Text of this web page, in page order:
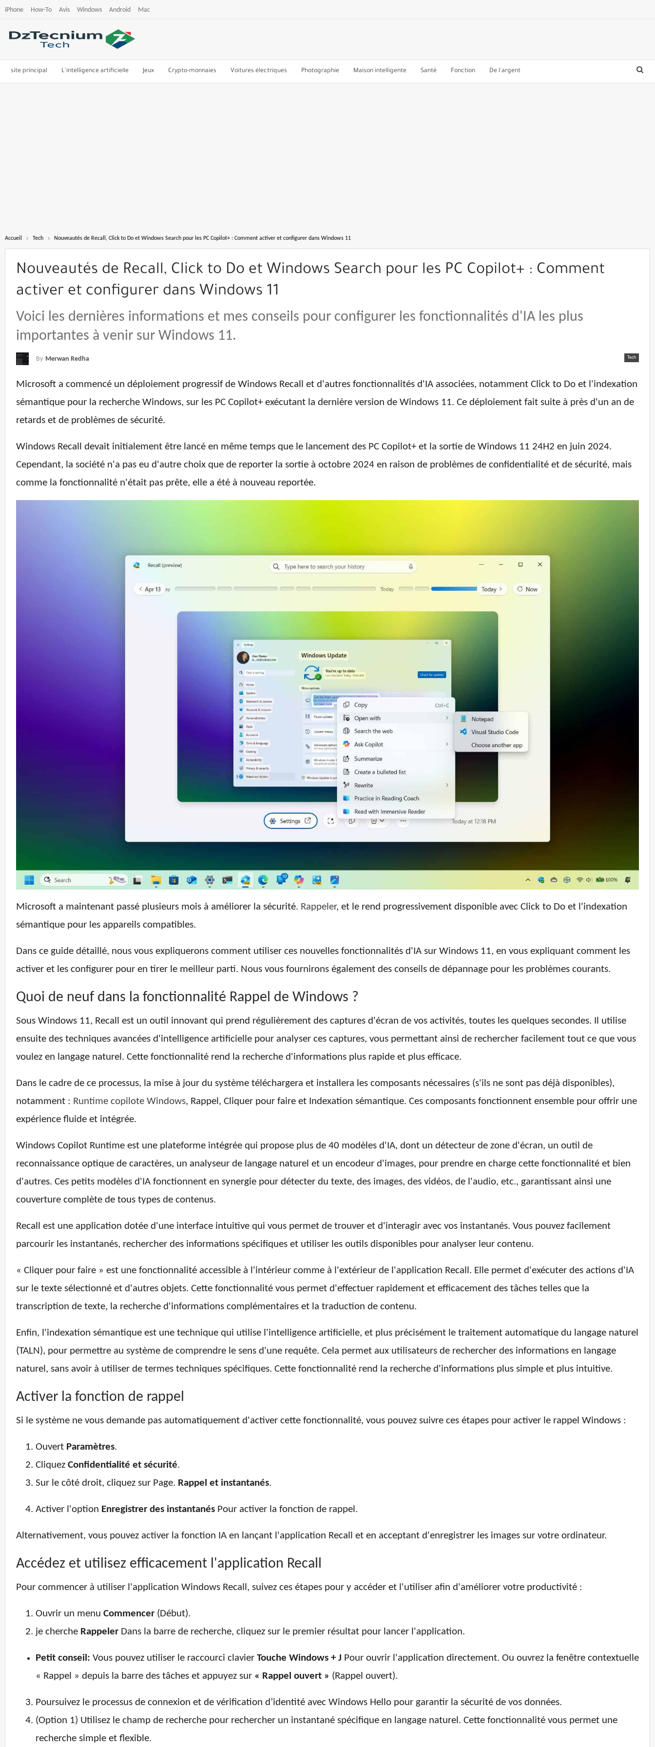
iPhone How-To Avis Windows Android Mac
site principal L'intelligence artificielle Jeux Crypto-monnaies Voitures électriques Photographie Maison intelligente Santé Fonction De l'argent
Accueil Tech Nouveautés de Recall, Click to Do et Windows Search pour les PC Copilot+ : Comment activer et configurer dans Windows 11
Nouveautés de Recall, Click to Do et Windows Search pour les PC Copilot+ : Comment
activer et configurer dans Windows 11
Voici les dernières informations et mes conseils pour configurer les fonctionnalités d'IA les plus
importantes à venir sur Windows 11.
Tech
By Merwan Redha
Microsoft a commencé un déploiement progressif de Windows Recall et d'autres fonctionnalités d'IA associées, notamment Click to Do et l'indexation
sémantique pour la recherche Windows, sur les PC Copilot+ exécutant la dernière version de Windows 11. Ce déploiement fait suite à près d'un an de
retards et de problèmes de sécurité.
Windows Recall devait initialement être lancé en même temps que le lancement des PC Copilot+ et la sortie de Windows 11 24H2 en juin 2024.
Cependant, la société n'a pas eu d'autre choix que de reporter la sortie à octobre 2024 en raison de problèmes de confidentialité et de sécurité, mais
comme la fonctionnalité n'était pas prête, elle a été à nouveau reportée.
Microsoft a maintenant passé plusieurs mois à améliorer la sécurité. Rappeler, et le rend progressivement disponible avec Click to Do et l'indexation
sémantique pour les appareils compatibles.
Dans ce guide détaillé, nous vous expliquerons comment utiliser ces nouvelles fonctionnalités d'IA sur Windows 11, en vous expliquant comment les
activer et les configurer pour en tirer le meilleur parti. Nous vous fournirons également des conseils de dépannage pour les problèmes courants.
Quoi de neuf dans la fonctionnalité Rappel de Windows ?
Sous Windows 11, Recall est un outil innovant qui prend régulièrement des captures d'écran de vos activités, toutes les quelques secondes. Il utilise
ensuite des techniques avancées d'intelligence artificielle pour analyser ces captures, vous permettant ainsi de rechercher facilement tout ce que vous
voulez en langage naturel. Cette fonctionnalité rend la recherche d'informations plus rapide et plus efficace.
Dans le cadre de ce processus, la mise à jour du système téléchargera et installera les composants nécessaires (s'ils ne sont pas déjà disponibles),
notamment : Runtime copilote Windows, Rappel, Cliquer pour faire et Indexation sémantique. Ces composants fonctionnent ensemble pour offrir une
expérience fluide et intégrée.
Windows Copilot Runtime est une plateforme intégrée qui propose plus de 40 modèles d'IA, dont un détecteur de zone d'écran, un outil de
reconnaissance optique de caractères, un analyseur de langage naturel et un encodeur d'images, pour prendre en charge cette fonctionnalité et bien
d'autres. Ces petits modèles d'IA fonctionnent en synergie pour détecter du texte, des images, des vidéos, de l'audio, etc., garantissant ainsi une
couverture complète de tous types de contenus.
Recall est une application dotée d'une interface intuitive qui vous permet de trouver et d'interagir avec vos instantanés. Vous pouvez facilement
parcourir les instantanés, rechercher des informations spécifiques et utiliser les outils disponibles pour analyser leur contenu.
« Cliquer pour faire » est une fonctionnalité accessible à l'intérieur comme à l'extérieur de l'application Recall. Elle permet d'exécuter des actions d'IA
sur le texte sélectionné et d'autres objets. Cette fonctionnalité vous permet d'effectuer rapidement et efficacement des tâches telles que la
transcription de texte, la recherche d'informations complémentaires et la traduction de contenu.
Enfin, l'indexation sémantique est une technique qui utilise l'intelligence artificielle, et plus précisément le traitement automatique du langage naturel
(TALN), pour permettre au système de comprendre le sens d'une requête. Cela permet aux utilisateurs de rechercher des informations en langage
naturel, sans avoir à utiliser de termes techniques spécifiques. Cette fonctionnalité rend la recherche d'informations plus simple et plus intuitive.
Activer la fonction de rappel
Si le système ne vous demande pas automatiquement d'activer cette fonctionnalité, vous pouvez suivre ces étapes pour activer le rappel Windows :
Ouvert Paramètres.
Cliquez Confidentialité et sécurité.
Sur le côté droit, cliquez sur Page. Rappel et instantanés.
Activer l'option Enregistrer des instantanés Pour activer la fonction de rappel.
Alternativement, vous pouvez activer la fonction IA en lançant l'application Recall et en acceptant d'enregistrer les images sur votre ordinateur.
Accédez et utilisez efficacement l'application Recall
Pour commencer à utiliser l'application Windows Recall, suivez ces étapes pour y accéder et l'utiliser afin d'améliorer votre productivité :
Ouvrir un menu Commencer (Début).
je cherche Rappeler Dans la barre de recherche, cliquez sur le premier résultat pour lancer l'application.
Petit conseil: Vous pouvez utiliser le raccourci clavier Touche Windows + J Pour ouvrir l'application directement. Ou ouvrez la fenêtre contextuelle
« Rappel » depuis la barre des tâches et appuyez sur « Rappel ouvert » (Rappel ouvert).
Poursuivez le processus de connexion et de vérification d’identité avec Windows Hello pour garantir la sécurité de vos données.
(Option 1) Utilisez le champ de recherche pour rechercher un instantané spécifique en langage naturel. Cette fonctionnalité vous permet une
recherche simple et flexible.